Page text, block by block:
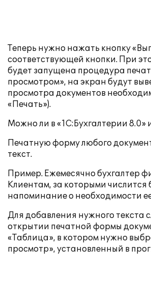
Теперь нужно нажать кнопку
соответствующей кнопки. При
будет запущена процедура
просмотром», на экран будут
просмотра документов
«Печать»).
Можно ли в «1С:Бухгалтерии 8.0»
Печатную форму любого
текст.
Пример. Ежемесячно бухгалтер
Клиентам, за которыми числится
напоминание о необходимости
Для добавления нужного текста
открытии печатной формы
«Таблица», в котором нужно
просмотр», установленный в